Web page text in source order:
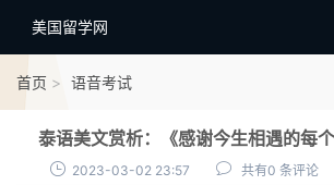
美国留学网
院校选择
首页 语音考试
泰语美文赏析：《感谢今生相遇的每个
2023-03-02 23:57 共有0 条评论